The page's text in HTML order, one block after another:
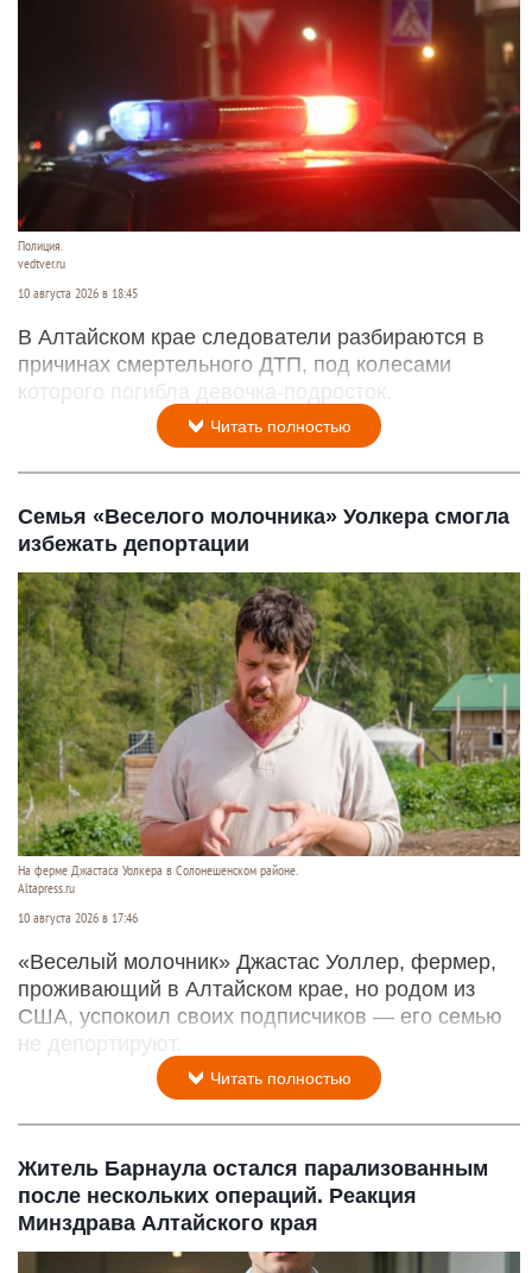
Полиция.
vedtver.ru
10 августа 2026 в 18:45
В Алтайском крае следователи разбираются в
причинах смертельного ДТП, под колесами
которого погибла девочка-подросток.
Читать полностью
Семья «Веселого молочника» Уолкера смогла
избежать депортации
На ферме Джастаса Уолкера в Солонешенском районе.
Altapress.ru
10 августа 2026 в 17:46
«Веселый молочник» Джастас Уоллер, фермер,
проживающий в Алтайском крае, но родом из
США, успокоил своих подписчиков — его семью
не депортируют.
Читать полностью
Житель Барнаула остался парализованным
после нескольких операций. Реакция
Минздрава Алтайского края